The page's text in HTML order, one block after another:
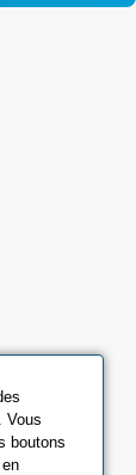
Vous
boutons